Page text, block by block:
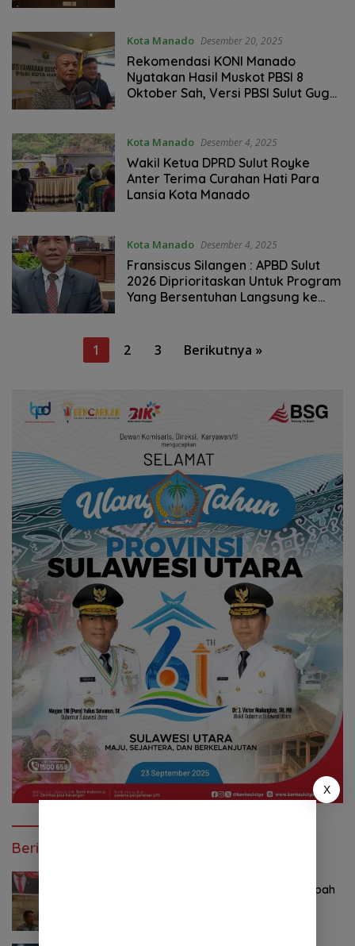
Kota Manado Desember 20, 2025
Rekomendasi KONI Manado
Nyatakan Hasil Muskot PBSI 8
Oktober Sah, Versi PBSI Sulut Gugur
Kota Manado Desember 4, 2025
Wakil Ketua DPRD Sulut Royke
Anter Terima Curahan Hati Para
Lansia Kota Manado
Kota Manado Desember 4, 2025
Fransiscus Silangen : APBD Sulut
2026 Diprioritaskan Untuk Program
Yang Bersentuhan Langsung ke
1 2 3 Berikutnya »
Berita Lainnya
Komitmen Tegas Legislator Natanael Pepah
X